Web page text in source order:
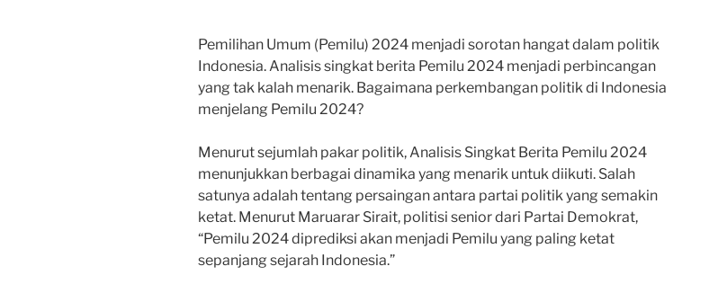
Pemilihan Umum (Pemilu) 2024 menjadi sorotan hangat dalam politik
Indonesia. Analisis singkat berita Pemilu 2024 menjadi perbincangan
yang tak kalah menarik. Bagaimana perkembangan politik di Indonesia
menjelang Pemilu 2024?
Menurut sejumlah pakar politik, Analisis Singkat Berita Pemilu 2024
menunjukkan berbagai dinamika yang menarik untuk diikuti. Salah
satunya adalah tentang persaingan antara partai politik yang semakin
ketat. Menurut Maruarar Sirait, politisi senior dari Partai Demokrat,
“Pemilu 2024 diprediksi akan menjadi Pemilu yang paling ketat
sepanjang sejarah Indonesia.”